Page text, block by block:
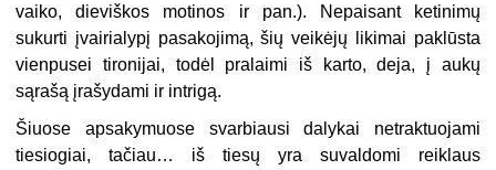
vaiko, dieviškos motinos ir pan.). Nepaisant ketinimų
sukurti įvairialypį pasakojimą, šių veikėjų likimai paklūsta
vienpusei tironijai, todėl pralaimi iš karto, deja, į aukų
sąrašą įrašydami ir intrigą.
Šiuose apsakymuose svarbiausi dalykai netraktuojami
tiesiogiai, tačiau… iš tiesų yra suvaldomi reiklaus